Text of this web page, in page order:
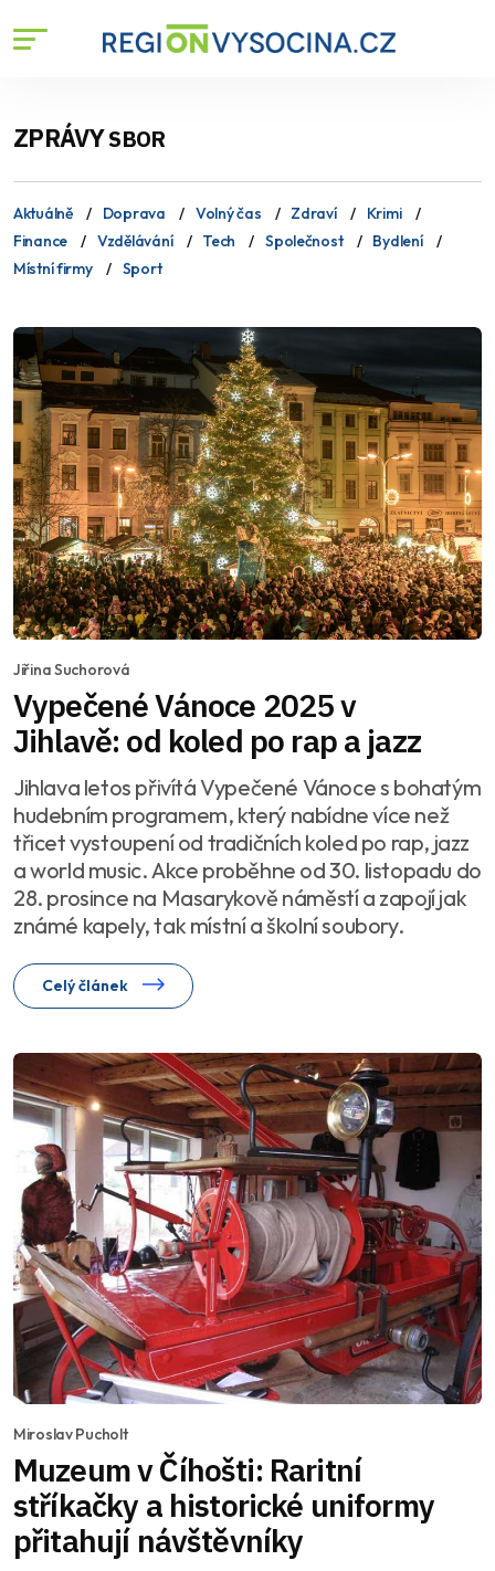
ZPRÁVYSBOR
Aktuálně Doprava Volný čas Zdraví
Krimi
Finance
Vzdělávání Tech Společnost
Bydlení
Místní firmy
Sport
Jiřina Suchorová
Vypečené Vánoce 2025 v
Jihlavě: od koled po rap a jazz
Jihlava letos přivítá Vypečené Vánoce s bohatým
hudebním programem, který nabídne více než
třicet vystoupení od tradičních koled po rap, jazz
a world music. Akce proběhne od 30. listopadu do
28. prosince na Masarykově náměstí a zapojí jak
známé kapely, tak místní a školní soubory.
Celý článek
Miroslav Pucholt
Muzeum v Číhošti: Raritní
stříkačky a historické uniformy
přitahují návštěvníky